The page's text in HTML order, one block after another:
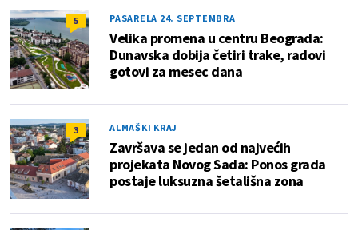
5 PASARELA 24. SEPTEMBRA
Velika promena u centru Beograda:
Dunavska dobija četiri trake, radovi
gotovi za mesec dana
3 ALMAŠKI KRAJ
Završava se jedan od najvećih
projekata Novog Sada: Ponos grada
postaje luksuzna šetališna zona